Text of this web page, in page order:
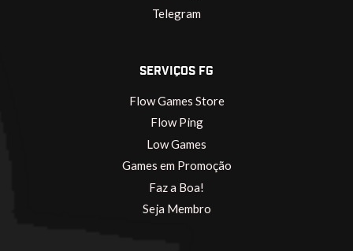
Telegram
SERVIÇOS FG
Flow Games Store
Flow Ping
Low Games
Games em Promoção
Faz a Boa!
Seja Membro